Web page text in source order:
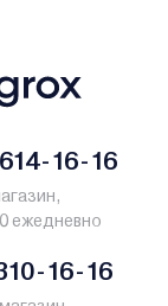
эта игра очень
столы
и взрослых, с
16-16
ежедневно
16-16